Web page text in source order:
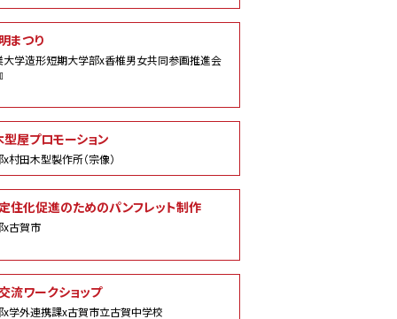
まつり
大学造形短期大学部x香椎男女共同参画推進会
型屋プロモーション
村田木型製作所（宗像）
住化促進のためのパンフレット制作
x古賀市
流ワークショップ
x学外連携課x古賀市立古賀中学校